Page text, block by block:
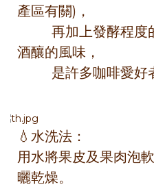
產區有關)，
再加上發酵程度的
酒釀的風味，
是許多咖啡愛好者
💧水洗法：
用水將果皮及果肉泡
曬乾燥。